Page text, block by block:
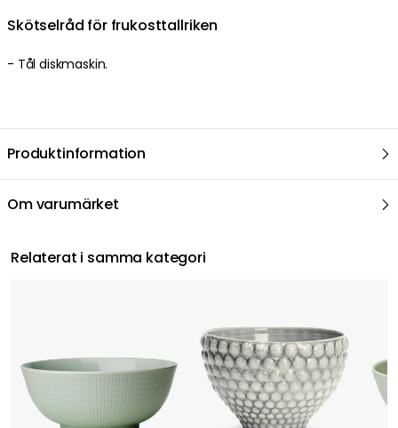
Skötselråd för frukosttallriken
- Tål diskmaskin.
Produktinformation
Om varumärket
Relaterat i samma kategori